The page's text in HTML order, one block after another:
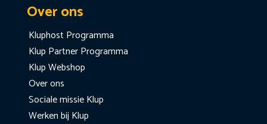
Over ons
Kluphost Programma
Klup Partner Programma
Klup Webshop
Over ons
Sociale missie Klup
Werken bij Klup